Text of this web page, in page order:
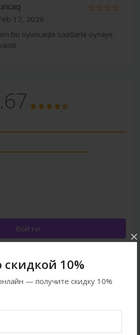
скидкой 10%
— получите скидку 10%
×
17, 2026
bu oyuncaqla saatlarla oynayır.
Войти
Все товары